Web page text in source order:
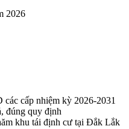
2026
cấp nhiệm kỳ 2026-2031
đúng quy định
khu tái định cư tại Đắk Lắk